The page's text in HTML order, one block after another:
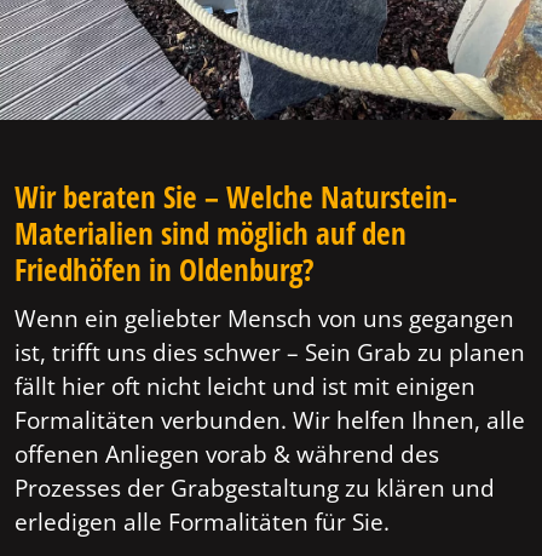
Wir beraten Sie – Welche Naturstein-
Materialien sind möglich auf den
Friedhöfen in Oldenburg?
Wenn ein geliebter Mensch von uns gegangen
ist, trifft uns dies schwer – Sein Grab zu planen
fällt hier oft nicht leicht und ist mit einigen
Formalitäten verbunden. Wir helfen Ihnen, alle
offenen Anliegen vorab & während des
Prozesses der Grabgestaltung zu klären und
erledigen alle Formalitäten für Sie.